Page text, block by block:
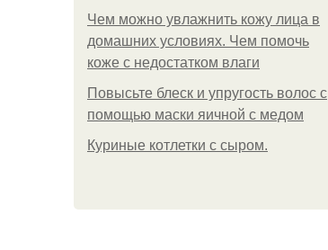
Чем можно увлажнить кожу лица в
домашних условиях. Чем помочь
коже с недостатком влаги
Повысьте блеск и упругость волос с
помощью маски яичной с медом
Куриные котлетки с сыром.